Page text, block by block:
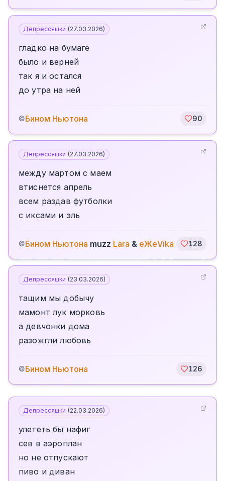
Депрессяшки (27.03.2026)
гладко на бумаге
было и верней
так я и остался
до утра на ней
©Бином Ньютона 90
Депрессяшки (27.03.2026)
между мартом с маем
втиснется апрель
всем раздав футболки
с иксами и эль
©Бином Ньютона muzz Lara & еЖеVika 128
Депрессяшки (23.03.2026)
тащим мы добычу
мамонт лук морковь
а девчонки дома
разожгли любовь
©Бином Ньютона 126
Депрессяшки (22.03.2026)
улететь бы нафиг
сев в аэроплан
но не отпускают
пиво и диван